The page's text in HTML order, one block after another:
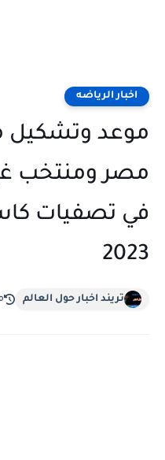
اخبار الرياضه
موعد وتشكيل
مصر ومنتخب
في تصفيات
2023
تريند اخبار حول العالم